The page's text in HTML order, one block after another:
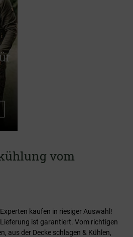
vom
kaufen in riesiger Auswahl!
ist garantiert. Vom richtigen
aus der Decke schlagen & Kühlen,